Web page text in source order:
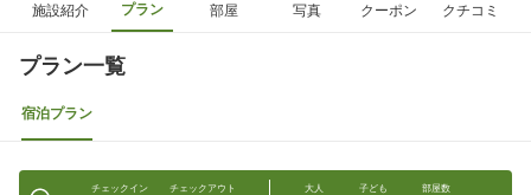
施設紹介 プラン 部屋 写真 クーポン クチコミ
プラン一覧
宿泊プラン
チェックイン チェックアウト 大人 子ども 部屋数